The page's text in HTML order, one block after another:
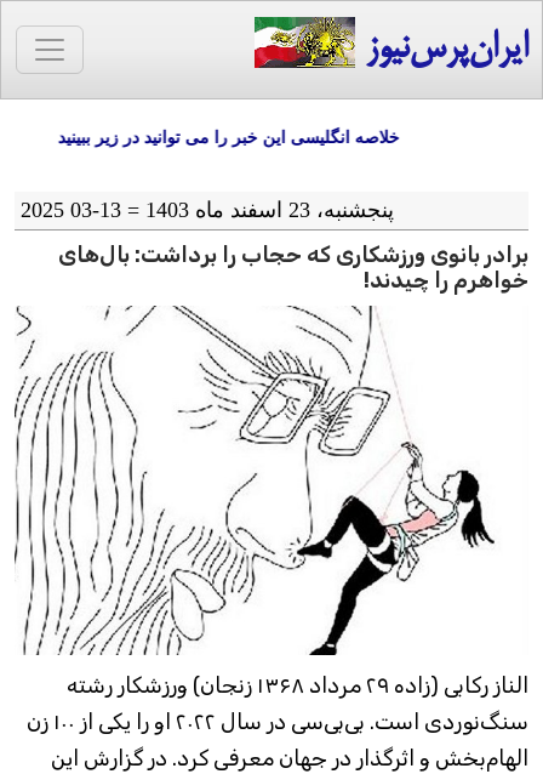
ایران‌پرس‌نیوز
خلاصه انگلیسی این خبر را می توانید در زیر ببینید
پنجشنبه، 23 اسفند ماه 1403 = 13-03 2025
برادر بانوی ورزشکاری که حجاب را برداشت: بال‌های
خواهرم را چیدند!
الناز رکابی (زاده ۲۹ مرداد ۱۳۶۸ زنجان) ورزشکار رشته
سنگ‌نوردی است. بی‌بی‌سی در سال ۲۰۲۲ او را یکی از ۱۰۰ زن
الهام‌بخش و اثرگذار در جهان معرفی کرد. در گزارش این